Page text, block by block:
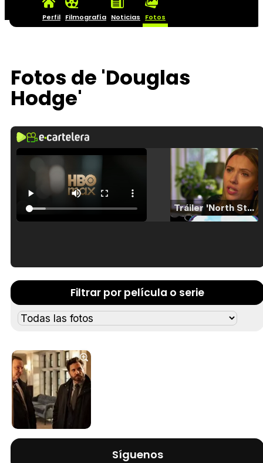
Perfil Filmografía Noticias Fotos
Fotos de 'Douglas
Hodge'
Tráiler 'North Star' (2023)
Filtrar por película o serie
Síguenos